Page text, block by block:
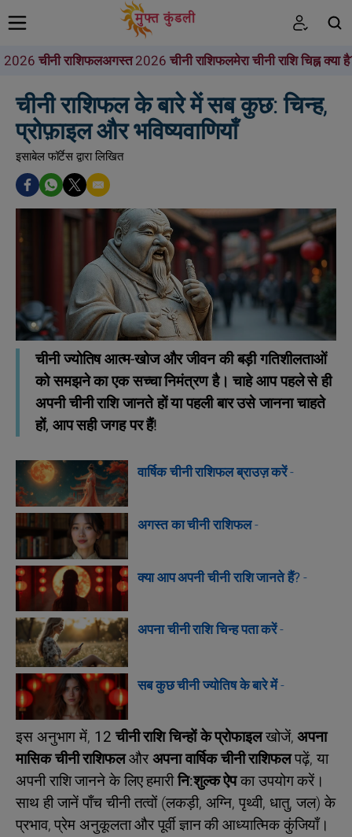
2026 चीनी राशिफलअगस्त 2026 चीनी राशिफलमेरा चीनी राशि चिह्न क्या
चीनी राशिफल के बारे में सब कुछ: चिन्ह,
प्रोफ़ाइल और भविष्यवाणियाँ
इसाबेल फॉर्टेस द्वारा लिखित
चीनी ज्योतिष आत्म-खोज और जीवन की बड़ी गतिशीलताओं
को समझने का एक सच्चा निमंत्रण है। चाहे आप पहले से ही
अपनी चीनी राशि जानते हों या पहली बार उसे जानना चाहते
हों, आप सही जगह पर हैं!
वार्षिक चीनी राशिफल ब्राउज़ करें-
अगस्त का चीनी राशिफल-
क्या आप अपनी चीनी राशि जानते हैं?-
अपना चीनी राशि चिन्ह पता करें-
सब कुछ चीनी ज्योतिष के बारे में-
इस अनुभाग में, 12 चीनी राशि चिन्हों के प्रोफाइलखोजें,अपना
मासिक चीनी राशिफलऔरअपना वार्षिक चीनी राशिफलपढ़ें, या
अपनी राशि जानने के लिए हमारीनि:शुल्क ऐपका उपयोग करें।
साथ ही जानें पाँच चीनी तत्वों (लकड़ी, अग्नि, पृथ्वी, धातु, जल) के
प्रभाव, प्रेम अनुकूलता और पूर्वी ज्ञान की आध्यात्मिक कुंजियाँ।